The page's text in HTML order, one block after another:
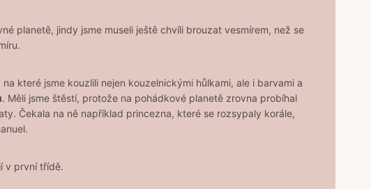
planetě, jindy jsme museli ještě chvíli brouzat vesmírem, než se
na které jsme kouzlili nejen kouzelnickými hůlkami, ale i barvami a
. Měli jsme štěstí, protože na pohádkové planetě zrovna probíhal
Čekala na ně například princezna, které se rozsypaly korále,
v první třídě.